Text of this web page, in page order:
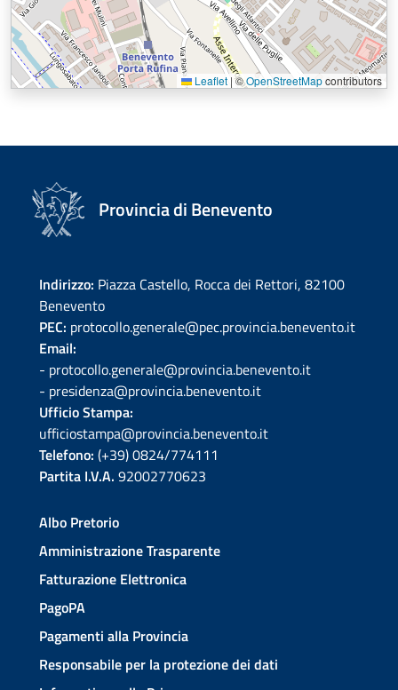
Leaflet |©OpenStreetMapcontributors
Provincia di Benevento
Indirizzo: Piazza Castello, Rocca dei Rettori, 82100
Benevento
PEC: protocollo.generale@pec.provincia.benevento.it
Email:
- protocollo.generale@provincia.benevento.it
- presidenza@provincia.benevento.it
Ufficio Stampa:
ufficiostampa@provincia.benevento.it
Telefono: (+39) 0824/774111
Partita I.V.A. 92002770623
Albo Pretorio
Amministrazione Trasparente
Fatturazione Elettronica
PagoPA
Pagamenti alla Provincia
Responsabile per la protezione dei dati